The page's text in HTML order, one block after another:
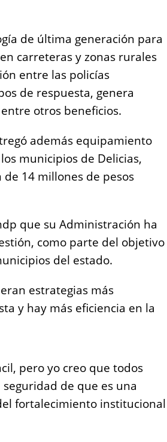
de última generación para
carreteras y zonas rurales
entre las policías
de respuesta, genera
otros beneficios.
además equipamiento
municipios de Delicias,
de 14 millones de pesos
que su Administración ha
como parte del objetivo
del estado.
estrategias más
y hay más eficiencia en la
pero yo creo que todos
de que es una
fortalecimiento institucional